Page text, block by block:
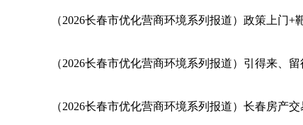
（2026长春市优化营商环境系列报道）政策上门
（2026长春市优化营商环境系列报道）引得来、
（2026长春市优化营商环境系列报道）长春房产